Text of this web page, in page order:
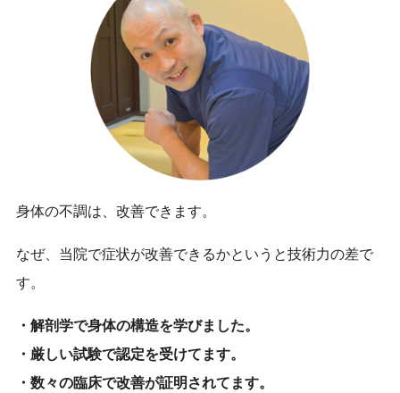
身体の不調は、改善できます。
なぜ、当院で症状が改善できるかというと技術力の差で
す。
・解剖学で身体の構造を学びました。
・厳しい試験で認定を受けてます。
・数々の臨床で改善が証明されてます。